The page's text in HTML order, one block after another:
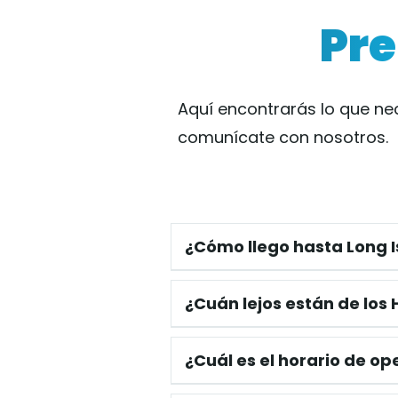
Aquí encontrarás lo que
comunícate con nosotros.
¿Cómo llego hasta Long
Hay diferentes formas de
En auto:Siga las
En tren:DesdePenn
¿Cuán lejos están de los
Estamos muy cerca de
los Hamptons, poco más
¿Cuál es el horario de
ABOUT